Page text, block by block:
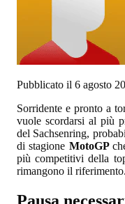
Pubblicato il 6 agosto
Sorridente e pronto a
vuole scordarsi al più
del Sachsenring,
di stagione MotoGP
più competitivi della
rimangono il riferimento.
Pausa